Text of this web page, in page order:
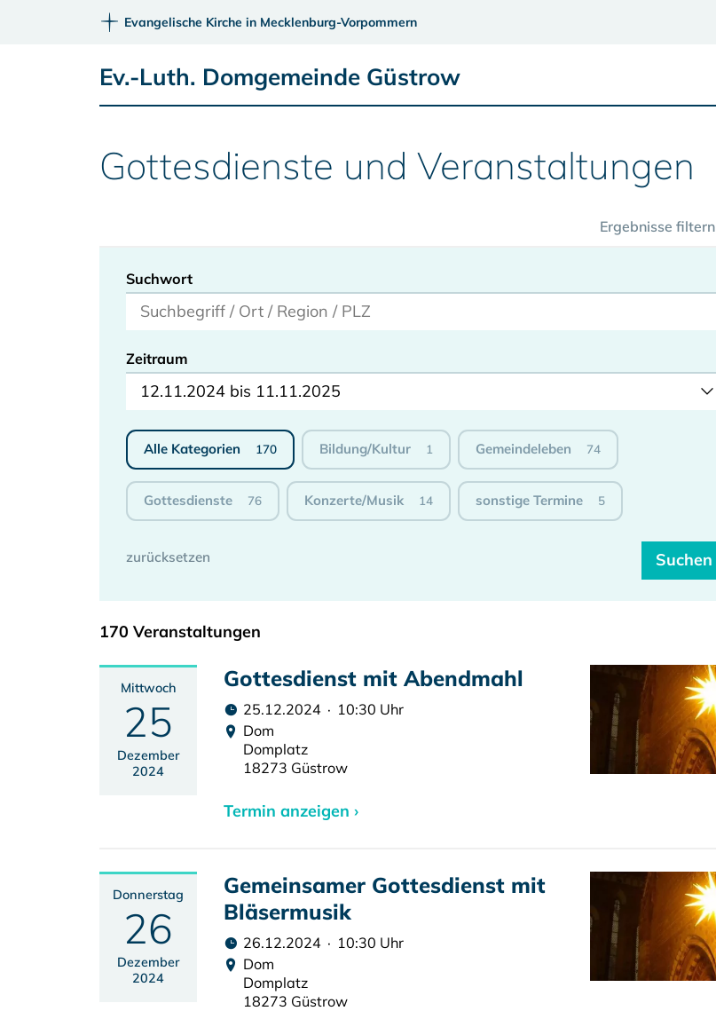
Evangelische Kirche in Mecklenburg-Vorpommern
Ev.-Luth. Domgemeinde Güstrow
Gottesdienste und Veranstaltungen
Ergebnisse filtern
Suchwort
Zeitraum
12.11.2024 bis 11.11.2025
Alle Kategorien 170 Bildung/Kultur 1 Gemeindeleben 74
Gottesdienste 76 Konzerte/Musik 14 sonstige Termine 5
170 Veranstaltungen
Mittwoch
25
Dezember
2024
Gottesdienst mit Abendmahl
25.12.2024 · 10:30 Uhr
Dom
Domplatz
18273 Güstrow
Termin anzeigen ›
Donnerstag
26
Dezember
2024
Gemeinsamer Gottesdienst mit
Bläsermusik
26.12.2024 · 10:30 Uhr
Dom
Domplatz
18273 Güstrow